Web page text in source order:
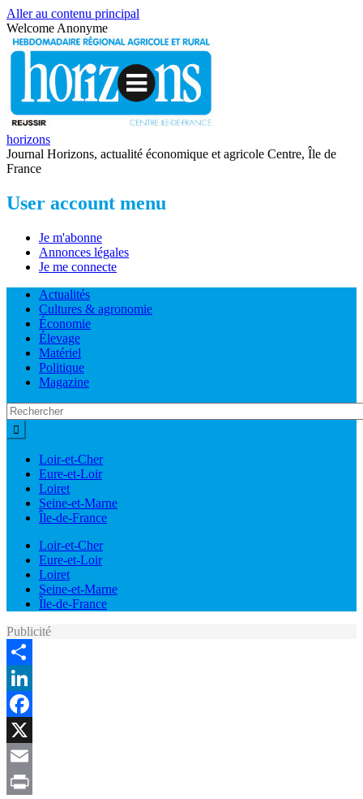
Aller au contenu principal
Welcome Anonyme
horizons
Journal Horizons, actualité économique et agricole Centre, Île de
France
User account menu
Je m'abonne
Annonces légales
Je me connecte
Actualités
Cultures & agronomie
Économie
Élevage
Matériel
Politique
Magazine
Loir-et-Cher
Eure-et-Loir
Loiret
Seine-et-Marne
Île-de-France
Loir-et-Cher
Eure-et-Loir
Loiret
Seine-et-Marne
Île-de-France
Publicité
Share
LinkedIn
Facebook
X
Email